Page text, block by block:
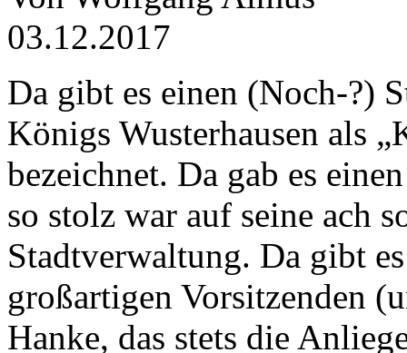
03.12.2017
Da gibt es einen (Noch-?)
Königs Wusterhausen als
bezeichnet. Da gab es
so stolz war auf seine ach
Stadtverwaltung. Da gibt
großartigen Vorsitzenden
Hanke, das stets die